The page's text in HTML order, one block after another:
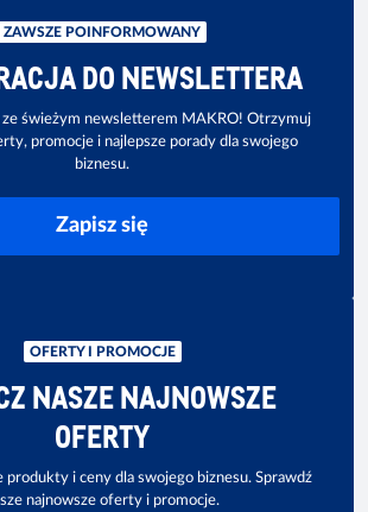
ZAWSZE POINFORMOWANY
DO NEWSLETTERA
ze świeżym newsletterem MAKRO! Otrzymuj
promocje i najlepsze porady dla swojego
biznesu.
Zapisz się
OFERTY I PROMOCJE
NASZE NAJNOWSZE
OFERTY
produkty i ceny dla swojego biznesu. Sprawdź
najnowsze oferty i promocje.